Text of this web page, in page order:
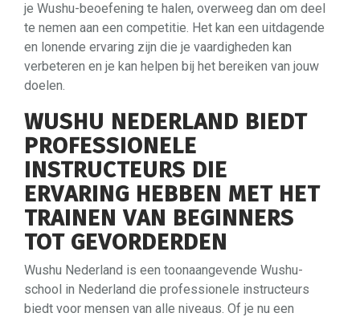
je Wushu-beoefening te halen, overweeg dan om deel
te nemen aan een competitie. Het kan een uitdagende
en lonende ervaring zijn die je vaardigheden kan
verbeteren en je kan helpen bij het bereiken van jouw
doelen.
WUSHU NEDERLAND BIEDT
PROFESSIONELE
INSTRUCTEURS DIE
ERVARING HEBBEN MET HET
TRAINEN VAN BEGINNERS
TOT GEVORDERDEN
Wushu Nederland is een toonaangevende Wushu-
school in Nederland die professionele instructeurs
biedt voor mensen van alle niveaus. Of je nu een